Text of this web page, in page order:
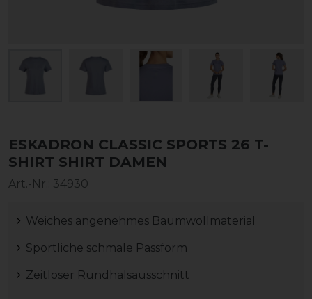
ESKADRON CLASSIC SPORTS 26 T-
SHIRT SHIRT DAMEN
Art.-Nr.: 34930
Weiches angenehmes Baumwollmaterial
Sportliche schmale Passform
Zeitloser Rundhalsausschnitt